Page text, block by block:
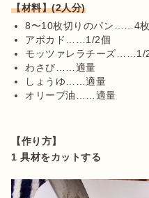
【材料】(2人分)
8〜10枚切りのパン……4枚
アボカド……1/2個
モッツァレラチーズ……1/
わさび……適量
しょうゆ……適量
オリーブ油……適量
【作り方】
1 具材をカットする